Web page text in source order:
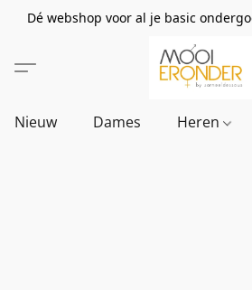
Dé webshop voor al je basic
Nieuw Dames Heren